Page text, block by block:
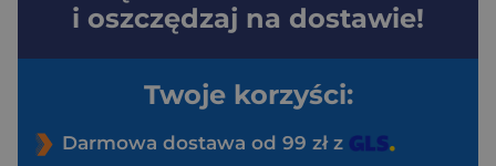
i oszczędzaj na dostawie!
Twoje korzyści:
Darmowa dostawa od 99 zł z